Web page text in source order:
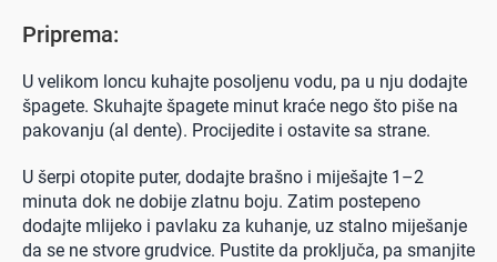
Priprema:
U velikom loncu kuhajte posoljenu vodu, pa u nju dodajte
špagete. Skuhajte špagete minut kraće nego što piše na
pakovanju (al dente). Procijedite i ostavite sa strane.
U šerpi otopite puter, dodajte brašno i miješajte 1–2
minuta dok ne dobije zlatnu boju. Zatim postepeno
dodajte mlijeko i pavlaku za kuhanje, uz stalno miješanje
da se ne stvore grudvice. Pustite da proključa, pa smanjite